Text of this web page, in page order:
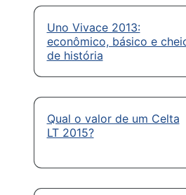
Uno Vivace 2013:
econômico, básico e
de história
Qual o valor de um Celta
LT 2015?